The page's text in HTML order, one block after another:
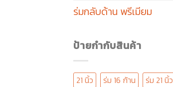
ร่มกลับด้าน พรีเมียม
ป้ายกำกับสินค้า
21 นิ้ว ร่ม 16 ก้าน
ร่ม 21 นิ้ว